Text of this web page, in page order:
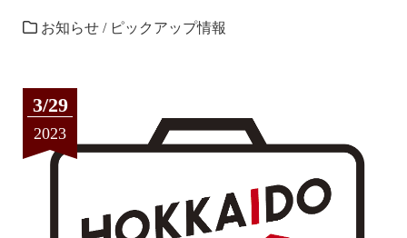
お知らせ / ピックアップ情報
3/29
2023